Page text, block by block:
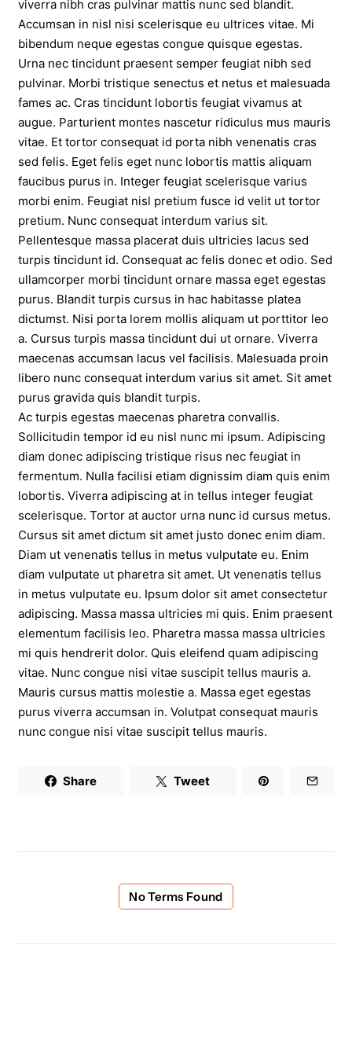
viverra nibh cras pulvinar mattis nunc sed blandit.
Accumsan in nisl nisi scelerisque eu ultrices vitae. Mi
bibendum neque egestas congue quisque egestas.
Urna nec tincidunt praesent semper feugiat nibh sed
pulvinar. Morbi tristique senectus et netus et malesuada
fames ac. Cras tincidunt lobortis feugiat vivamus at
augue. Parturient montes nascetur ridiculus mus mauris
vitae. Et tortor consequat id porta nibh venenatis cras
sed felis. Eget felis eget nunc lobortis mattis aliquam
faucibus purus in. Integer feugiat scelerisque varius
morbi enim. Feugiat nisl pretium fusce id velit ut tortor
pretium. Nunc consequat interdum varius sit.
Pellentesque massa placerat duis ultricies lacus sed
turpis tincidunt id. Consequat ac felis donec et odio. Sed
ullamcorper morbi tincidunt ornare massa eget egestas
purus. Blandit turpis cursus in hac habitasse platea
dictumst. Nisi porta lorem mollis aliquam ut porttitor leo
a. Cursus turpis massa tincidunt dui ut ornare. Viverra
maecenas accumsan lacus vel facilisis. Malesuada proin
libero nunc consequat interdum varius sit amet. Sit amet
purus gravida quis blandit turpis.
Ac turpis egestas maecenas pharetra convallis.
Sollicitudin tempor id eu nisl nunc mi ipsum. Adipiscing
diam donec adipiscing tristique risus nec feugiat in
fermentum. Nulla facilisi etiam dignissim diam quis enim
lobortis. Viverra adipiscing at in tellus integer feugiat
scelerisque. Tortor at auctor urna nunc id cursus metus.
Cursus sit amet dictum sit amet justo donec enim diam.
Diam ut venenatis tellus in metus vulputate eu. Enim
diam vulputate ut pharetra sit amet. Ut venenatis tellus
in metus vulputate eu. Ipsum dolor sit amet consectetur
adipiscing. Massa massa ultricies mi quis. Enim praesent
elementum facilisis leo. Pharetra massa massa ultricies
mi quis hendrerit dolor. Quis eleifend quam adipiscing
vitae. Nunc congue nisi vitae suscipit tellus mauris a.
Mauris cursus mattis molestie a. Massa eget egestas
purus viverra accumsan in. Volutpat consequat mauris
nunc congue nisi vitae suscipit tellus mauris.
Share Tweet
No Terms Found